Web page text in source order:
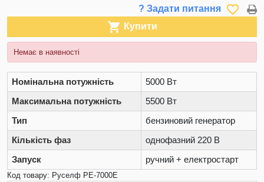
? Задати питання favorite_border
 Купити
Немає в наявності
Номінальна потужність
5000 Вт
Максимальна потужність
5500 Вт
Тип
бензиновий генератор
Кількість фаз
однофазний 220 В
Запуск
ручний + електростарт
Код товару: Руселф PE-7000Е